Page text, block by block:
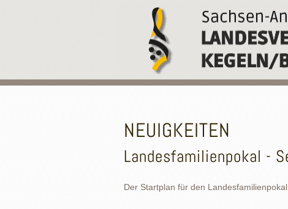
NEUIGKEITEN
Landesfamilienpokal -
Der Startplan für den